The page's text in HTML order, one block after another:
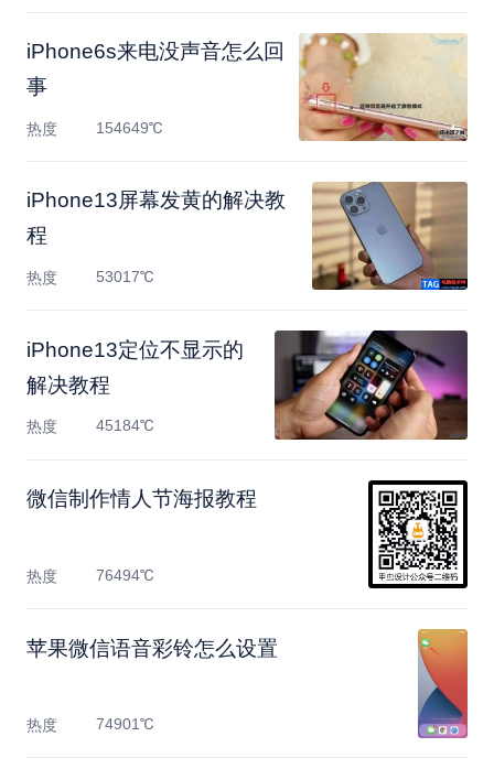
iPhone6s来电没声音怎么回
事
热度 154649℃
​iPhone13屏幕发黄的解决教
程
热度 53017℃
​iPhone13定位不显示的
解决教程
热度 45184℃
微信制作情人节海报教程
热度 76494℃
苹果微信语音彩铃怎么设置
热度 74901℃